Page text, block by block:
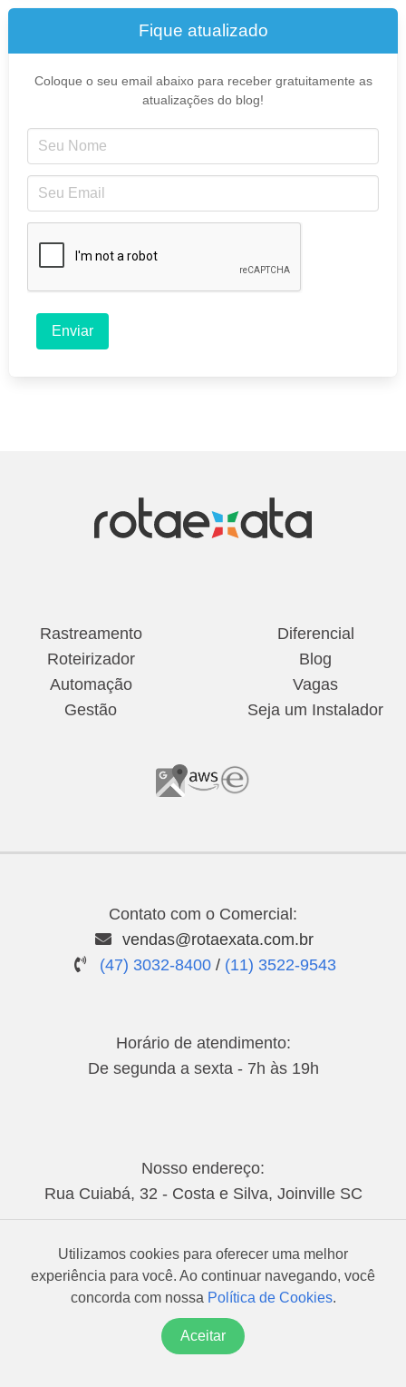
Fique atualizado
Coloque o seu email abaixo para receber gratuitamente as
atualizações do blog!
Enviar
Rastreamento
Roteirizador
Automação
Gestão
Diferencial
Blog
Vagas
Seja um Instalador
Contato com o Comercial:
vendas@rotaexata.com.br
(47) 3032-8400 / (11) 3522-9543
Horário de atendimento:
De segunda a sexta - 7h às 19h
Nosso endereço:
Rua Cuiabá, 32 - Costa e Silva, Joinville SC
suporte@rotaexata.com.br
(47) 3032-8400/(11) 3522-9543
Política de privacidade
Utilizamos cookies para oferecer uma melhor
experiência para você. Ao continuar navegando, você
concorda com nossa Política de Cookies.
Aceitar